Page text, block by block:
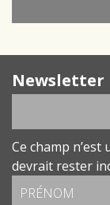
Newsletter
Ce champ n’est
devrait rester